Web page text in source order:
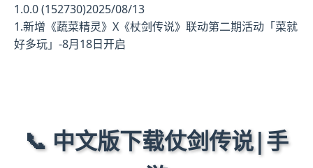
1.0.0 (152730)2025/08/13
1.新增《蔬菜精灵》X《杖剑传说》联动第二期活动「菜就
好多玩」-8月18日开启
📞 中文版下载仗剑传说|手